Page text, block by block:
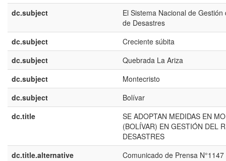
dc.subject
El Sistema Nacional de Gestión
de Desastres
dc.subject
Creciente súbita
dc.subject
Quebrada La Ariza
dc.subject
Montecristo
dc.subject
Bolívar
dc.title
SE ADOPTAN MEDIDAS EN
(BOLÍVAR) EN GESTIÓN DEL
DESASTRES
dc.title.alternative
Comunicado de Prensa N°1147